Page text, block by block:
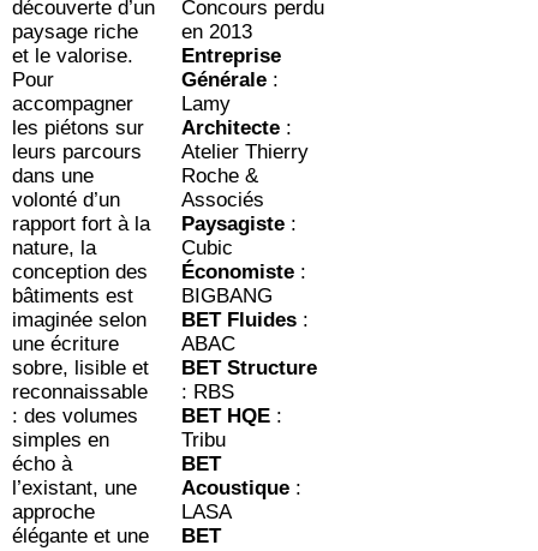
découverte d’un
paysage riche
et le valorise.
Pour
accompagner
les piétons sur
leurs parcours
dans une
volonté d’un
rapport fort à la
nature, la
conception des
bâtiments est
imaginée selon
une écriture
sobre, lisible et
reconnaissable
: des volumes
simples en
écho à
l’existant, une
approche
élégante et une
Concours perdu
en 2013
Entreprise
Générale :
Lamy
Architecte :
Atelier Thierry
Roche &
Associés
Paysagiste :
Cubic
Économiste :
BIGBANG
BET Fluides :
ABAC
BET Structure
: RBS
BET HQE :
Tribu
BET
Acoustique :
LASA
BET